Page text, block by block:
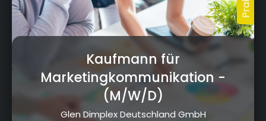
Kaufmann für
Marketingkommunikation -
(M/W/D)
Glen Dimplex Deutschland GmbH